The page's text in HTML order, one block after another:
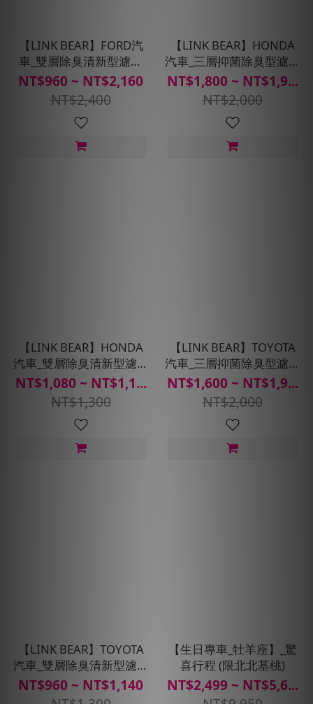
【LINK BEAR】FORD汽
車_雙層除臭清新型濾網
(送安裝服務)
NT$960 ~ NT$2,160
NT$2,400
【LINK BEAR】HONDA
汽車_三層抑菌除臭型濾網
(送安裝服務)
NT$1,800 ~ NT$1,9...
NT$2,000
【LINK BEAR】HONDA
汽車_雙層除臭清新型濾網
(送安裝服務)
NT$1,080 ~ NT$1,1...
NT$1,300
【LINK BEAR】TOYOTA
汽車_三層抑菌除臭型濾網
(送安裝服務)
NT$1,600 ~ NT$1,9...
NT$2,000
【LINK BEAR】TOYOTA
汽車_雙層除臭清新型濾網
(送安裝服務)
NT$960 ~ NT$1,140
【生日專車_牡羊座】_驚
喜行程 (限北北基桃)
NT$2,499 ~ NT$5,6...